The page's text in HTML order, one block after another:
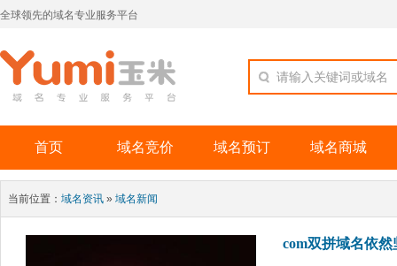
全球领先的域名专业服务平台
请输入关键词或域名
首页 域名竞价 域名预订 域名商城
当前位置： 域名资讯 » 域名新闻
com双拼域名依